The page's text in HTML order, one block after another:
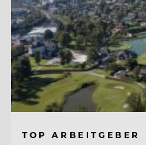
TOP ARBEITGEBER